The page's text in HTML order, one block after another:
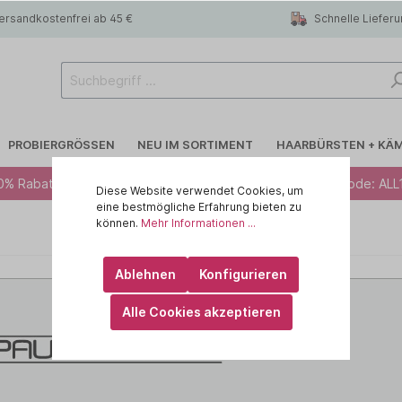
ab 45 € Schnelle
PROBIERGRÖSSEN NEU IM SORTIMENT HAARBÜRSTEN +
CHI
id HAIR
KEMON - Yo Cond
MARULA OIL
Blondiertes Haar
Trockenshampoo
Feines Haar
Rabatt ab 49 € - Code: ALL10 · 12% Rabatt ab 79 € - Code:
Diese Website verwendet Cookies, um
eine bestmögliche Erfahrung bieten zu
können. Mehr Informationen ...
Ablehnen Konfigurieren
Alle Cookies akzeptieren